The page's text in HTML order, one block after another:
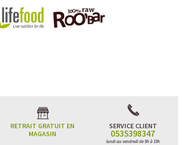
RETRAIT GRATUIT EN
MAGASIN
SERVICE CLIENT
0535398347
lundi au vendredi de 9h à 19h